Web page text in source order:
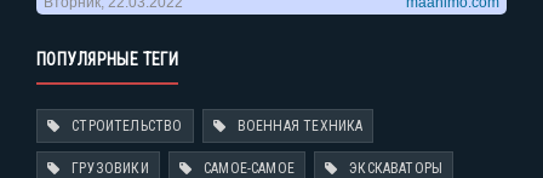
ПОПУЛЯРНЫЕ ТЕГИ
СТРОИТЕЛЬСТВО ВОЕННАЯ ТЕХНИКА
ГРУЗОВИКИ САМОЕ-САМОЕ ЭКСКАВАТОРЫ